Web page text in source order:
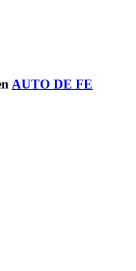
AUTO DE FE